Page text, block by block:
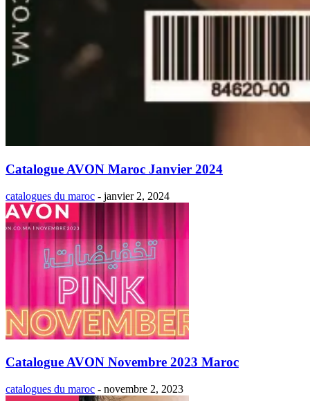
Catalogue AVON Maroc Janvier 2024
catalogues du maroc - janvier 2, 2024
Catalogue AVON Novembre 2023 Maroc
catalogues du maroc - novembre 2, 2023